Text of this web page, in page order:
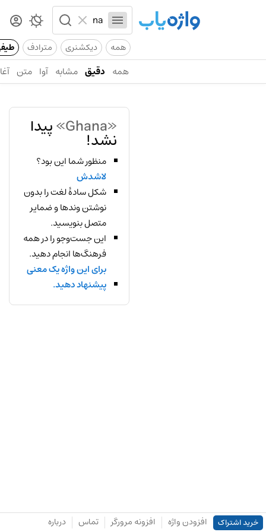
همه دیکشنری مترادف
همه دقیق مشابه آوا متن
«Ghana» پیدا
نشد!
منظور شما این بود؟
لاشدش
شکل سادهٔ لغت را بدون
نوشتن وندها و ضمایر
متصل بنویسید.
این جست‌وجو را در همه
فرهنگ‌ها انجام دهید.
برای این واژه یک معنی
پیشنهاد دهید.
خرید اشتراک افزودن واژه افزونه مرورگر تماس درباره